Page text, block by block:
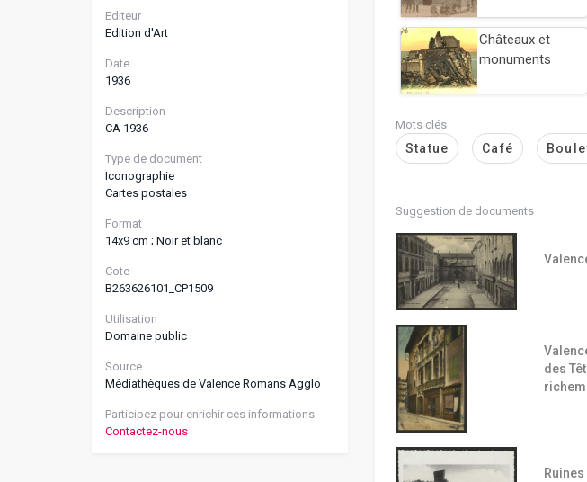
Editeur
Edition d'Art
Date
1936
Description
CA 1936
Type de document
Iconographie
Cartes postales
Format
14x9 cm ; Noir et blanc
Cote
B263626101_CP1509
Utilisation
Domaine public
Source
Médiathèques de Valence Romans Agglo
Participez pour enrichir ces informations
Contactez-nous
Châteaux et
monuments
Mots clés
Statue Café
Suggestion de documents
des